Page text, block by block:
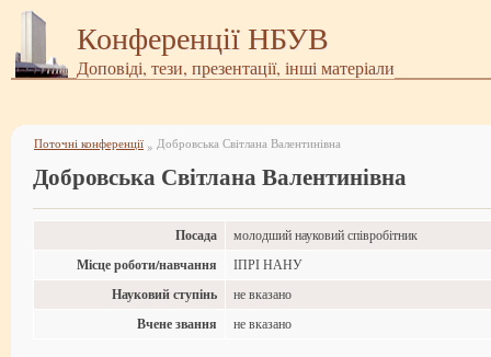
Конференції НБУВ
Доповіді, тези, презентації, інші матеріали
Поточні конференції » Добровська Світлана Валентинівна
Добровська Світлана Валентинівна
Посада молодший науковий співробітник
Місце роботи/навчання ІПРІ НАНУ
Науковий ступінь не вказано
Вчене звання не вказано